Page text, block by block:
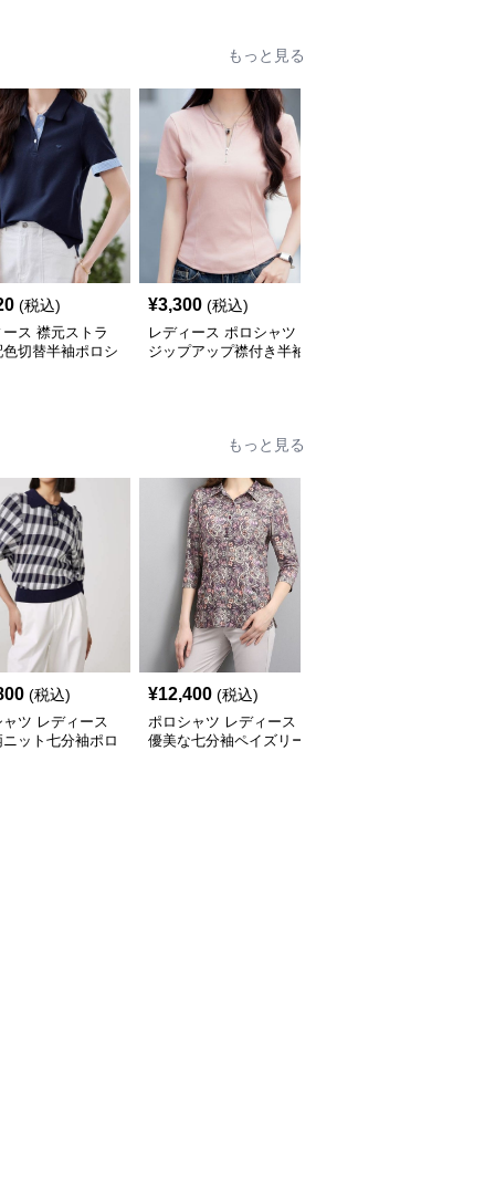
もっと見る
(税込)
ス 襟元ストラ
切替半袖ポロシ
¥3,300 (税込)
レディース ポロシャツ
ジップアップ襟付き半袖
もっと見る
(税込)
ツ レディース
ット七分袖ポロ
¥12,400 (税込)
ポロシャツ レディース
優美な七分袖ペイズリー